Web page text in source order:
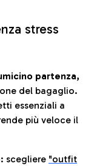
stress
partenza,
del bagaglio.
essenziali a
più veloce il
scegliere "outfit